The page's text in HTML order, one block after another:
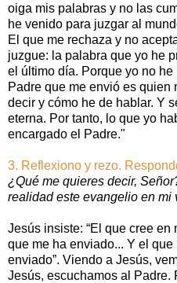
oiga mis palabras y no las
he venido para juzgar al
El que me rechaza y no
juzgue: la palabra que yo he
el último día. Porque yo no he
Padre que me envió es quien
decir y cómo he de hablar. Y
eterna. Por tanto, lo que yo
encargado el Padre."
3. Reflexiono y rezo.
¿Qué me quieres decir,
realidad este evangelio en mi
Jesús insiste: “El que cree en
que me ha enviado... Y el
enviado”. Viendo a Jesús,
Jesús, escuchamos al Padre.